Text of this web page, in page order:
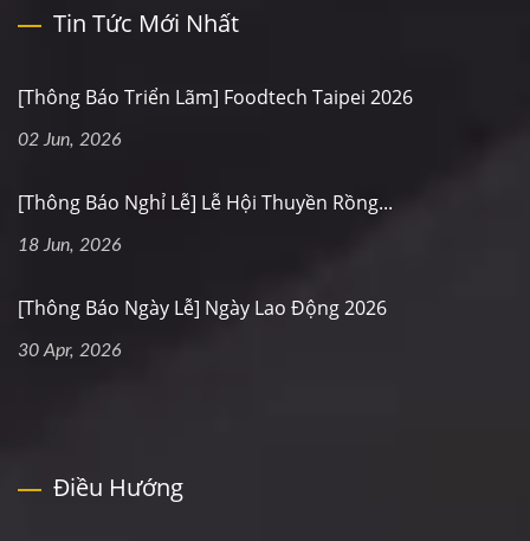
Tin Tức Mới Nhất
[Thông Báo Triển Lãm] Foodtech Taipei 2026
02 Jun, 2026
[Thông Báo Nghỉ Lễ] Lễ Hội Thuyền Rồng...
18 Jun, 2026
[Thông Báo Ngày Lễ] Ngày Lao Động 2026
30 Apr, 2026
Điều Hướng